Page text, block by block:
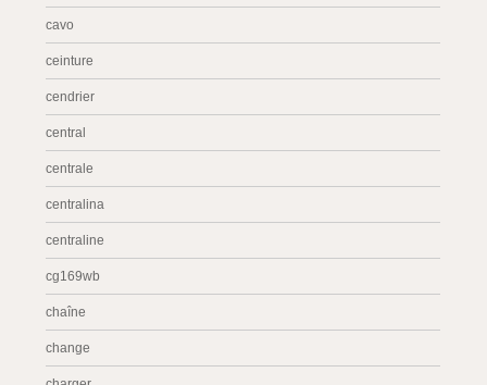
cavo
ceinture
cendrier
central
centrale
centralina
centraline
cg169wb
chaîne
change